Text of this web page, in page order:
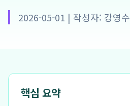
2026-05-01 | 작성자: 강영수
핵심 요약